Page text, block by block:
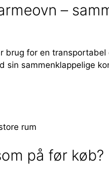
–
brug for en
sin sammenklappelige
rum
på før køb?